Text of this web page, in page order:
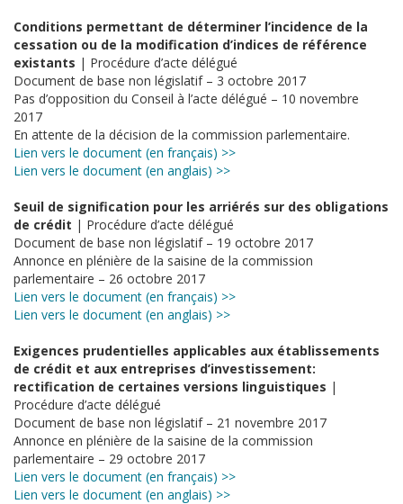
Conditions permettant de déterminer l’incidence de la
cessation ou de la modification d’indices de référence
existants | Procédure d’acte délégué
Document de base non législatif – 3 octobre 2017
Pas d’opposition du Conseil à l’acte délégué – 10 novembre
2017
En attente de la décision de la commission parlementaire.
Lien vers le document (en français) >>
Lien vers le document (en anglais) >>
Seuil de signification pour les arriérés sur des obligations
de crédit | Procédure d’acte délégué
Document de base non législatif – 19 octobre 2017
Annonce en plénière de la saisine de la commission
parlementaire – 26 octobre 2017
Lien vers le document (en français) >>
Lien vers le document (en anglais) >>
Exigences prudentielles applicables aux établissements
de crédit et aux entreprises d’investissement:
rectification de certaines versions linguistiques |
Procédure d’acte délégué
Document de base non législatif – 21 novembre 2017
Annonce en plénière de la saisine de la commission
parlementaire – 29 octobre 2017
Lien vers le document (en français) >>
Lien vers le document (en anglais) >>